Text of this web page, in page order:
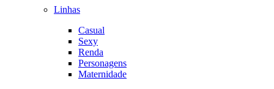
Linhas
Casual
Sexy
Renda
Personagens
Maternidade